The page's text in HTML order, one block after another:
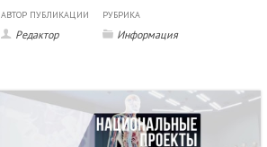
АВТОР ПУБЛИКАЦИИ
Редактор
РУБРИКА
Информация